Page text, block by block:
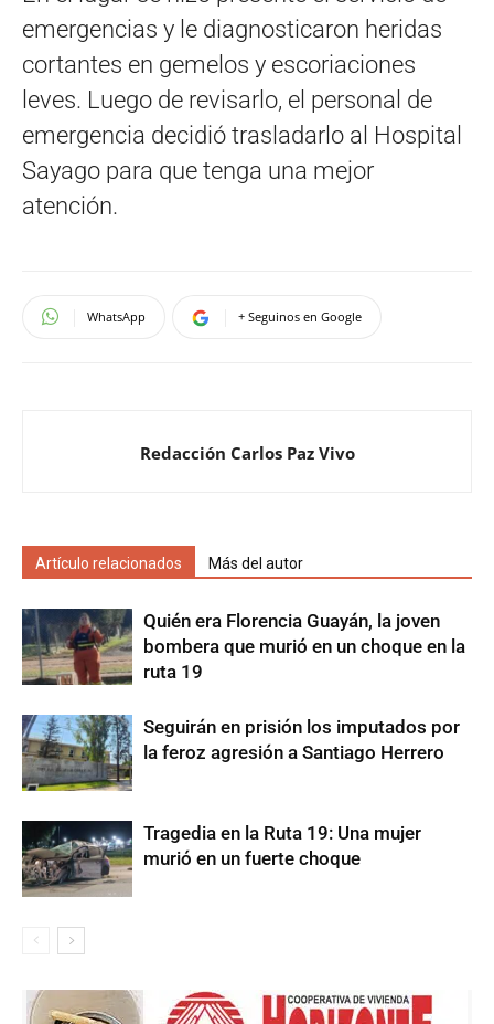
emergencias y le diagnosticaron heridas
cortantes en gemelos y escoriaciones
leves. Luego de revisarlo, el personal de
emergencia decidió trasladarlo al Hospital
Sayago para que tenga una mejor
atención.
WhatsApp + Seguinos en Google
Redacción Carlos Paz Vivo
Artículo relacionados Más del autor
Quién era Florencia Guayán, la joven
bombera que murió en un choque en la
ruta 19
Seguirán en prisión los imputados por
la feroz agresión a Santiago Herrero
Tragedia en la Ruta 19: Una mujer
murió en un fuerte choque